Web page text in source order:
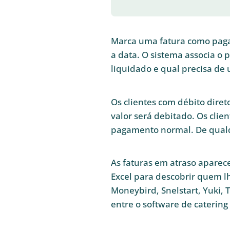
Marca uma fatura como
a data. O sistema associa o
liquidado e qual precisa de
Os clientes com débito
valor será debitado. Os
pagamento normal. De
As faturas em atraso
Excel para descobrir quem
Moneybird, Snelstart, Yuki,
entre o software de